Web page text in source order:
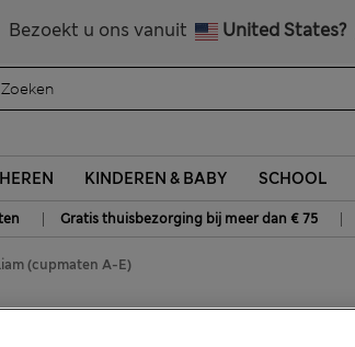
Bezoekt u ons vanuit United States?
HEREN KINDEREN & BABY SCHOOL
| Gratis thuisbezorging bij meer dan € 75 |
(cupmaten A-E)